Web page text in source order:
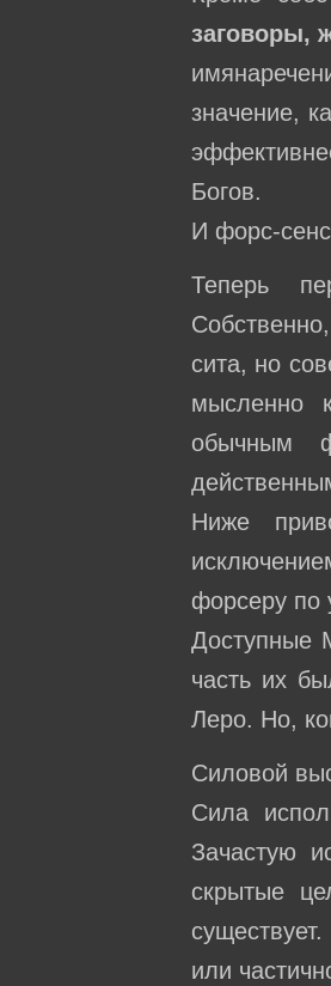
заговоры,
значение,
Богов.
И форс-
Теперь
сита, но
мысленно
обычным
Ниже
форсеру по
Доступные
часть их
Леро. Но,
Силовой
Сила
Зачастую
скрытые
или